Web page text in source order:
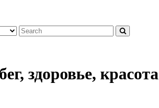
здоровье,